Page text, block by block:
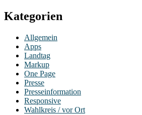
Kategorien
Allgemein
Apps
Landtag
Markup
One Page
Presse
Presseinformation
Responsive
Wahlkreis / vor Ort